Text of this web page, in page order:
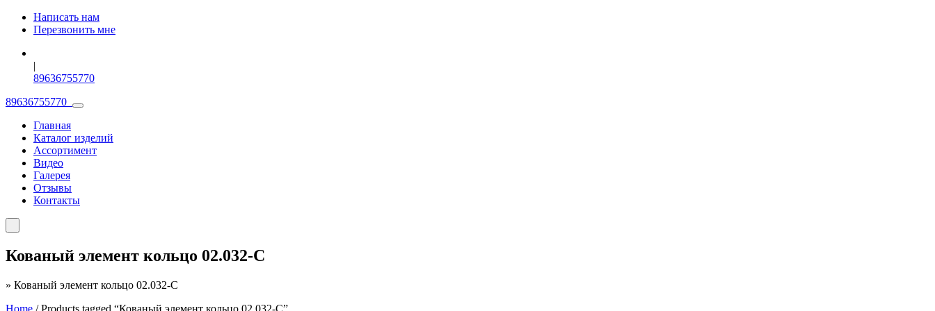
Написать нам
Перезвонить мне
|
89636755770
89636755770
Главная
Каталог изделий
Ассортимент
Видео
Галерея
Отзывы
Контакты
Кованый элемент кольцо 02.032-С
» Кованый элемент кольцо 02.032-С
Home / Products tagged “Кованый элемент кольцо 02.032-С”